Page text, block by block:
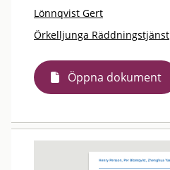
Lönnqvist Gert
Örkelljunga Räddningstjänst
Öppna dokument